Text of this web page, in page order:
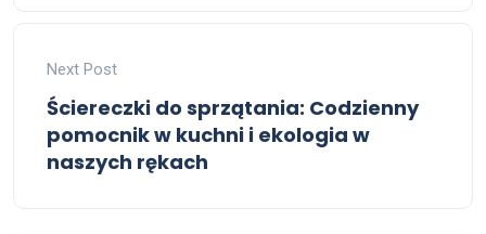
Next Post
Ściereczki do sprzątania: Codzienny
pomocnik w kuchni i ekologia w
naszych rękach